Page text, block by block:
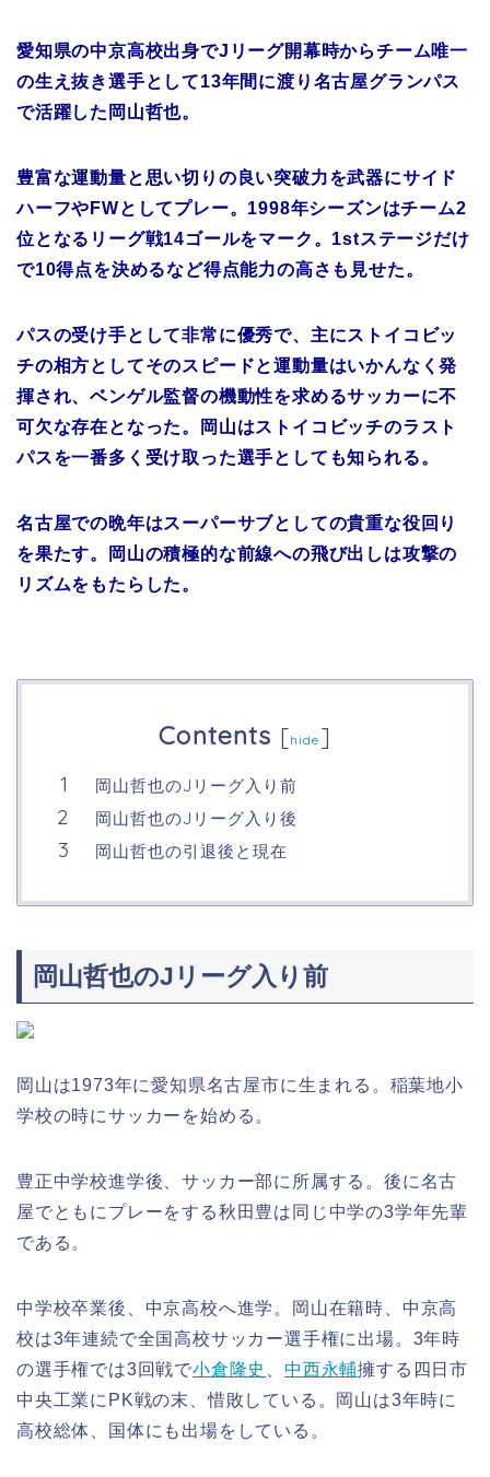
愛知県の中京高校出身でJリーグ開幕時からチーム唯一
の生え抜き選手として13年間に渡り名古屋グランパス
で活躍した岡山哲也。
豊富な運動量と思い切りの良い突破力を武器にサイド
ハーフやFWとしてプレー。1998年シーズンはチーム2
位となるリーグ戦14ゴールをマーク。1stステージだけ
で10得点を決めるなど得点能力の高さも見せた。
パスの受け手として非常に優秀で、主にストイコビッ
チの相方としてそのスピードと運動量はいかんなく発
揮され、ベンゲル監督の機動性を求めるサッカーに不
可欠な存在となった。岡山はストイコビッチのラスト
パスを一番多く受け取った選手としても知られる。
名古屋での晩年はスーパーサブとしての貴重な役回り
を果たす。岡山の積極的な前線への飛び出しは攻撃の
リズムをもたらした。
Contents [hide ]
岡山哲也のJリーグ入り前
岡山哲也のJリーグ入り後
岡山哲也の引退後と現在
岡山哲也のJリーグ入り前
岡山は1973年に愛知県名古屋市に生まれる。稲葉地小
学校の時にサッカーを始める。
豊正中学校進学後、サッカー部に所属する。後に名古
屋でともにプレーをする秋田豊は同じ中学の3学年先輩
である。
中学校卒業後、中京高校へ進学。岡山在籍時、中京高
校は3年連続で全国高校サッカー選手権に出場。3年時
の選手権では3回戦で小倉隆史 、中西永輔擁する四日市
中央工業にPK戦の末、惜敗している。岡山は3年時に
高校総体、国体にも出場をしている。